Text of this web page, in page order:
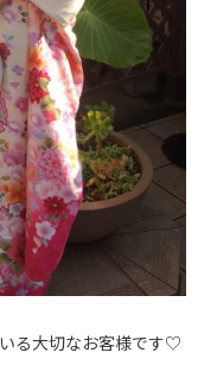
る大切なお客様です♡